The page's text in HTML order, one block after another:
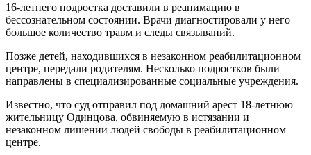
16-летнего подростка доставили в реанимацию в
бессознательном состоянии. Врачи диагностировали у него
большое количество травм и следы связываний.
Позже детей, находившихся в незаконном реабилитационном
центре, передали родителям. Несколько подростков были
направлены в специализированные социальные учреждения.
Известно, что суд отправил под домашний арест 18-летнюю
жительницу Одинцова, обвиняемую в истязании и
незаконном лишении людей свободы в реабилитационном
центре.